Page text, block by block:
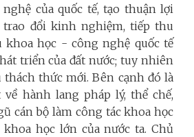
của quốc tế, tạo thuận lợi
trao đổi kinh nghiệm, tiếp thu
học - công nghệ quốc tế
triển của đất nước; tuy nhiên
thách thức mới. Bên cạnh đó là
về hành lang pháp lý, thể chế,
cán bộ làm công tác khoa học
học lớn của nước ta. Chủ